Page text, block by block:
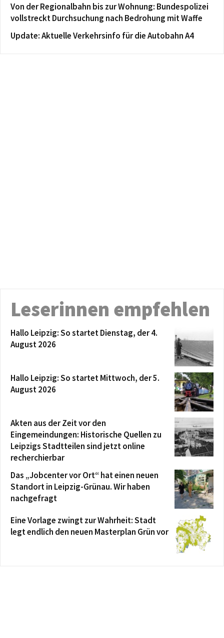
Von der Regionalbahn bis zur Wohnung: Bundespolizei
vollstreckt Durchsuchung nach Bedrohung mit Waffe
Update: Aktuelle Verkehrsinfo für die Autobahn A4
Leserinnen empfehlen
Hallo Leipzig: So startet Dienstag, der 4.
August 2026
Hallo Leipzig: So startet Mittwoch, der 5.
August 2026
Akten aus der Zeit vor den
Eingemeindungen: Historische Quellen zu
Leipzigs Stadtteilen sind jetzt online
recherchierbar
Das „Jobcenter vor Ort“ hat einen neuen
Standort in Leipzig-Grünau. Wir haben
nachgefragt
Eine Vorlage zwingt zur Wahrheit: Stadt
legt endlich den neuen Masterplan Grün vor